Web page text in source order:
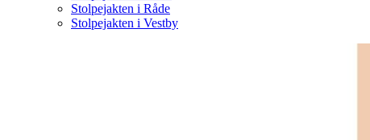
Stolpejakten i Råde
Stolpejakten i Vestby